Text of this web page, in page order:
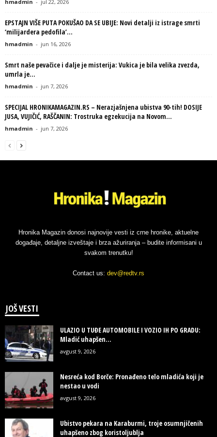
hmadmin - jul 22, 2026
EPSTAJN VIŠE PUTA POKUŠAO DA SE UBIJE: Novi detalji iz istrage smrti
‘milijardera pedofila’...
hmadmin - jun 16, 2026
Smrt naše pevačice i dalje je misterija: Vukica je bila velika zvezda,
umrla je...
hmadmin - jun 7, 2026
SPECIJAL HRONIKAMAGAZIN.RS – Nerazjašnjena ubistva 90-tih! DOSIJE
JUSA, VUJIČIĆ, RAŠČANIN: Trostruka egzekucija na Novom...
hmadmin - jun 7, 2026
Hronika Magazin donosi najnovije vesti iz crne hronike, aktuelne
događaje, detaljne izveštaje i brza ažuriranja – budite informisani u
svakom trenutku!
Contact us: dev@redtv.rs
JOŠ VESTI
ULAZIO U TUĐE AUTOMOBILE I VOZIO IH PO GRADU:
Mladić uhapšen...
avgust 9, 2026
Nesreća kod Borče: Pronađeno telo mladića koji je
nestao u vodi
avgust 9, 2026
Ubistvo pekara na Karaburmi, troje osumnjičenih
uhapšeno zbog koristoljublja